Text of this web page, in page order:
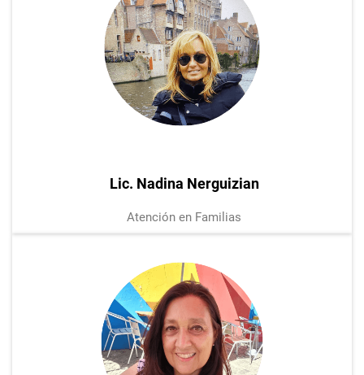
Lic. Nadina Nerguizian
Atención en Familias